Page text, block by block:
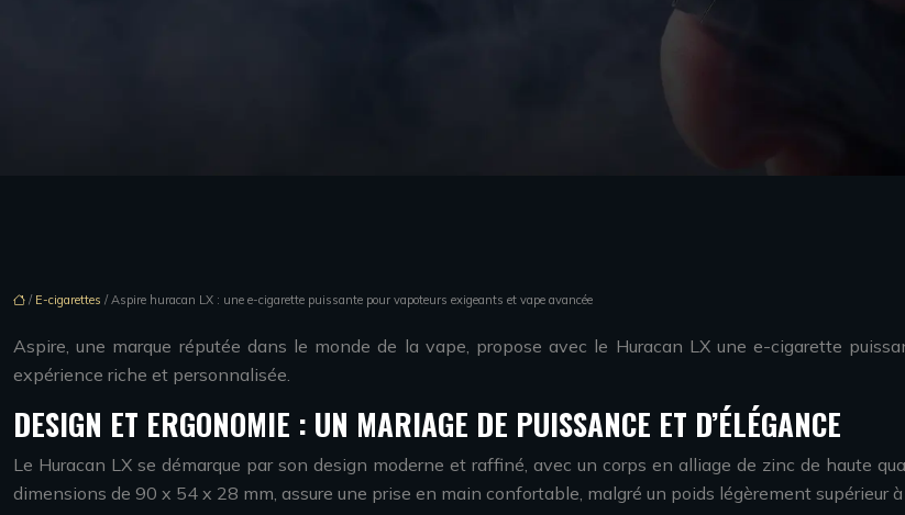
/ E-cigarettes / Aspire huracan LX : une e-cigarette puissante pour vapoteurs exigeants et vape avancée
Aspire, une marque réputée dans le monde de la vape, propose avec le Huracan LX une e-cigarette
expérience riche et personnalisée.
DESIGN ET ERGONOMIE : UN MARIAGE DE PUISSANCE ET D’ÉLÉGANCE
Le Huracan LX se démarque par son design moderne et raffiné, avec un corps en alliage de zinc de haute
dimensions de 90 x 54 x 28 mm, assure une prise en main confortable, malgré un poids légèrement supérieur